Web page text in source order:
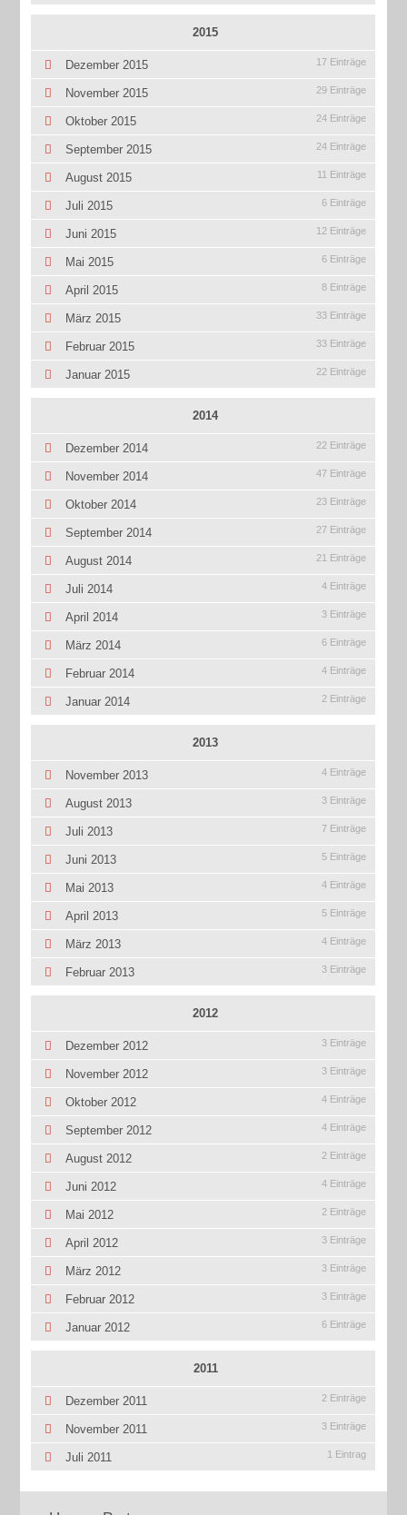
2015
Dezember 2015 17 Einträge
November 2015 29 Einträge
Oktober 2015 24 Einträge
September 2015 24 Einträge
August 2015 11 Einträge
Juli 2015 6 Einträge
Juni 2015 12 Einträge
Mai 2015 6 Einträge
April 2015 8 Einträge
März 2015 33 Einträge
Februar 2015 33 Einträge
Januar 2015 22 Einträge
2014
Dezember 2014 22 Einträge
November 2014 47 Einträge
Oktober 2014 23 Einträge
September 2014 27 Einträge
August 2014 21 Einträge
Juli 2014 4 Einträge
April 2014 3 Einträge
März 2014 6 Einträge
Februar 2014 4 Einträge
Januar 2014 2 Einträge
2013
November 2013 4 Einträge
August 2013 3 Einträge
Juli 2013 7 Einträge
Juni 2013 5 Einträge
Mai 2013 4 Einträge
April 2013 5 Einträge
März 2013 4 Einträge
Februar 2013 3 Einträge
2012
Dezember 2012 3 Einträge
November 2012 3 Einträge
Oktober 2012 4 Einträge
September 2012 4 Einträge
August 2012 2 Einträge
Juni 2012 4 Einträge
Mai 2012 2 Einträge
April 2012 3 Einträge
März 2012 3 Einträge
Februar 2012 3 Einträge
Januar 2012 6 Einträge
2011
Dezember 2011 2 Einträge
November 2011 3 Einträge
Juli 2011 1 Eintrag